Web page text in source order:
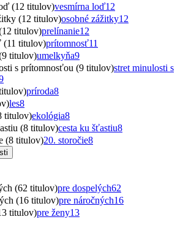
(12 titulov)vesmírna loď12
(12 titulov)osobné zážitky12
titulov)prelínanie12
(11 titulov)prítomnosť11
titulov)umelkyňa9
s prítomnosťou (9 titulov)stret minulosti s
príroda8
les8
titulov)ekológia8
(8 titulov)cesta ku šťastiu8
(8 titulov)20. storočie8
(62 titulov)pre dospelých62
(16 titulov)pre náročných16
titulov)pre ženy13